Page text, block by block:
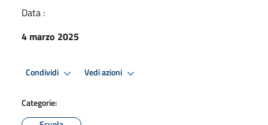
Data :
4 marzo 2025
Condividi Vedi azioni
Categorie: